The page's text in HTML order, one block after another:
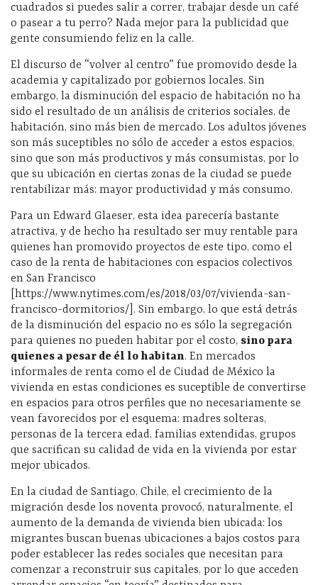
cuadrados si puedes salir a correr, trabajar desde un café
o pasear a tu perro? Nada mejor para la publicidad que
gente consumiendo feliz en la calle.
El discurso de “volver al centro” fue promovido desde la
academia y capitalizado por gobiernos locales. Sin
embargo, la disminución del espacio de habitación no ha
sido el resultado de un análisis de criterios sociales, de
habitación, sino más bien de mercado. Los adultos jóvenes
son más suceptibles no sólo de acceder a estos espacios,
sino que son más productivos y más consumistas, por lo
que su ubicación en ciertas zonas de la ciudad se puede
rentabilizar más: mayor productividad y más consumo.
Para un Edward Glaeser, esta idea parecería bastante
atractiva, y de hecho ha resultado ser muy rentable para
quienes han promovido proyectos de este tipo, como el
caso de la renta de habitaciones con espacios colectivos
en San Francisco
[https://www.nytimes.com/es/2018/03/07/vivienda-san-
francisco-dormitorios/]. Sin embargo, lo que está detrás
de la disminución del espacio no es sólo la segregación
para quienes no pueden habitar por el costo, sino para
quienes a pesar de él lo habitan. En mercados
informales de renta como el de Ciudad de México la
vivienda en estas condiciones es suceptible de convertirse
en espacios para otros perfiles que no necesariamente se
vean favorecidos por el esquema: madres solteras,
personas de la tercera edad, familias extendidas, grupos
que sacrifican su calidad de vida en la vivienda por estar
mejor ubicados.
En la ciudad de Santiago, Chile, el crecimiento de la
migración desde los noventa provocó, naturalmente, el
aumento de la demanda de vivienda bien ubicada: los
migrantes buscan buenas ubicaciones a bajos costos para
poder establecer las redes sociales que necesitan para
comenzar a reconstruir sus capitales, por lo que acceden